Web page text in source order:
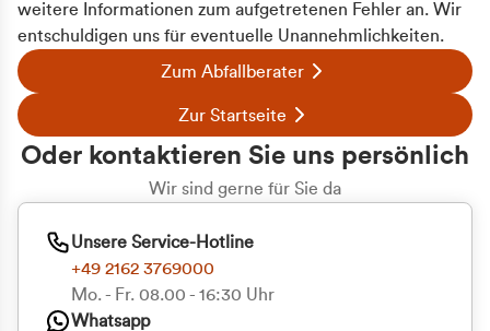
weitere Informationen zum aufgetretenen Fehler an. Wir
entschuldigen uns für eventuelle Unannehmlichkeiten.
Zum Abfallberater
Zur Startseite
Oder kontaktieren Sie uns persönlich
Wir sind gerne für Sie da
Unsere Service-Hotline
+49 2162 3769000
Mo. - Fr. 08.00 - 16:30 Uhr
Whatsapp